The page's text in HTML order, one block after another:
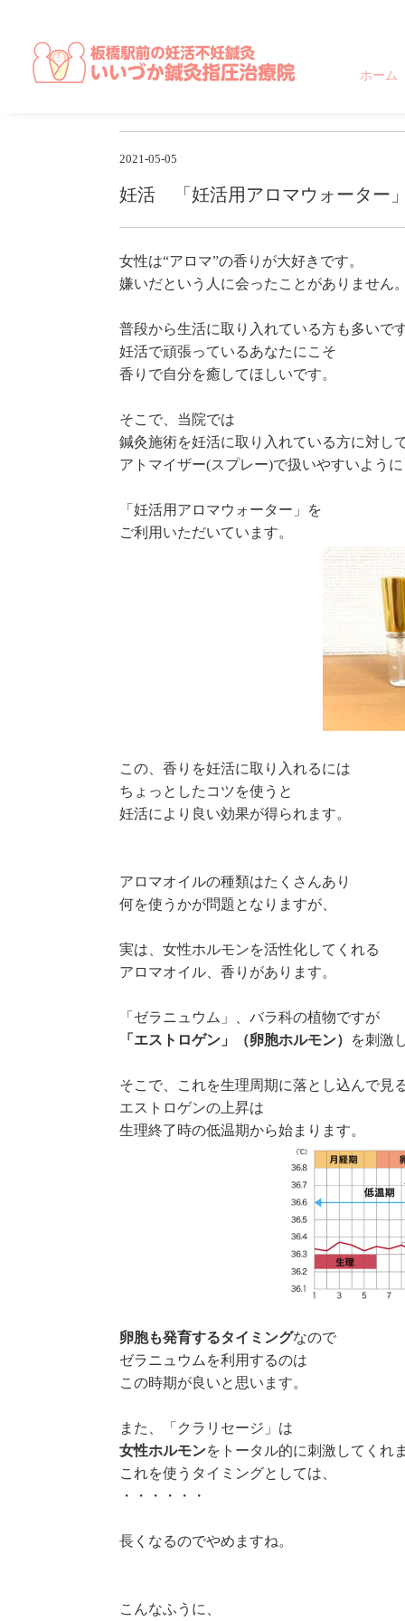
ホーム
2021-05-05
妊活 「妊活用アロマウォーター
女性は“アロマ”の香りが大好きです。
嫌いだという人に会ったことがありません
普段から生活に取り入れている方も多いで
妊活で頑張っているあなたにこそ
香りで自分を癒してほしいです。
そこで、当院では
鍼灸施術を妊活に取り入れている方に対し
アトマイザー(スプレー)で扱いやすいように
「妊活用アロマウォーター」を
ご利用いただいています。
この、香りを妊活に取り入れるには
ちょっとしたコツを使うと
妊活により良い効果が得られます。
アロマオイルの種類はたくさんあり
何を使うかが問題となりますが、
実は、女性ホルモンを活性化してくれる
アロマオイル、香りがあります。
「ゼラニュウム」、バラ科の植物ですが
「エストロゲン」（卵胞ホルモン）
を刺激
そこで、これを生理周期に落とし込んで見
エストロゲンの上昇は
生理終了時の低温期から始まります。
卵胞も発育するタイミングなので
ゼラニュウムを利用するのは
この時期が良いと思います。
また、「クラリセージ」は
女性ホルモンをトータル的に刺激してくれ
これを使うタイミングとしては、
・・・・・・
長くなるのでやめますね。
こんなふうに、